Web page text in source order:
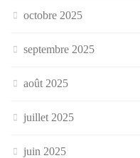
octobre 2025
septembre 2025
août 2025
juillet 2025
juin 2025